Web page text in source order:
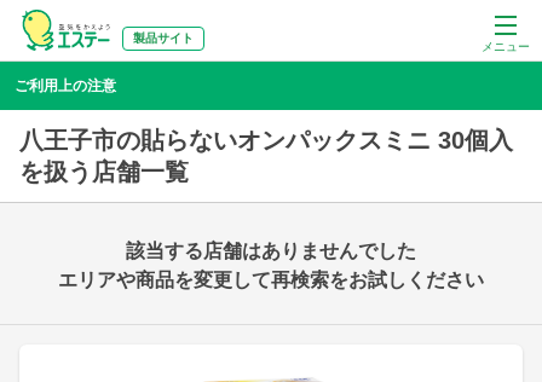
メニュー
製品サイト
ご利用上の注意
八王子市の貼らないオンパックスミニ 30個入
を扱う店舗一覧
該当する店舗はありませんでした
エリアや商品を変更して再検索をお試しください